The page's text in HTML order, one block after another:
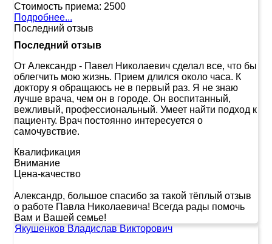
Стоимость приема: 2500
Подробнее...
Последний отзыв
Последний отзыв
От Александр - Павел Николаевич сделал все, что бы
облегчить мою жизнь. Прием длился около часа. К
доктору я обращаюсь не в первый раз. Я не знаю
лучше врача, чем он в городе. Он воспитанный,
вежливый, профессиональный. Умеет найти подход к
пациенту. Врач постоянно интересуется о
самочувствие.
Квалификация
Внимание
Цена-качество
Александр, большое спасибо за такой тёплый отзыв
о работе Павла Николаевича! Всегда рады помочь
Вам и Вашей семье!
Якушенков Владислав Викторович